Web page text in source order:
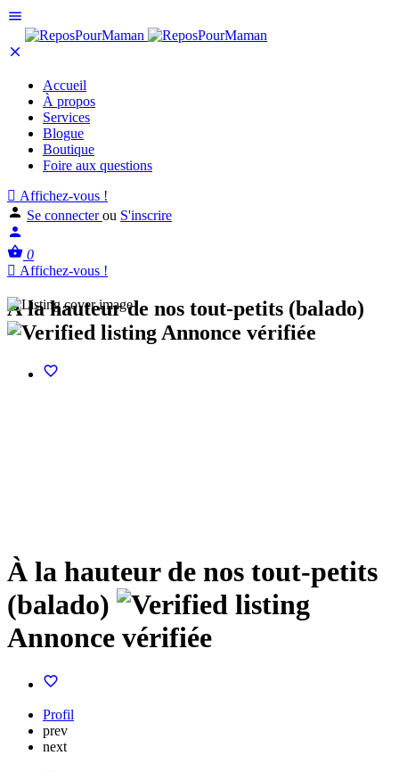
Accueil
À propos
Services
Blogue
Boutique
Foire aux questions
Affichez-vous !
Se connecterou S'inscrire
0
Affichez-vous !
À la hauteur de nos tout-petits (balado)
Annonce vérifiée
À la hauteur de nos tout-petits
(balado)
Annonce vérifiée
Profil
prev
next